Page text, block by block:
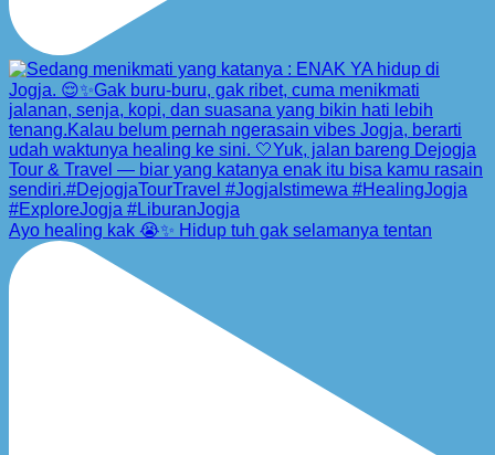
Ayo healing kak 😭✨ Hidup tuh gak selamanya tentan